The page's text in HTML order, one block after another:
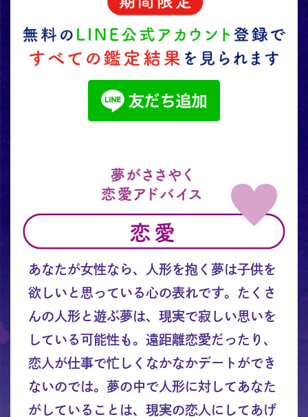
あなたが女性なら、人形を抱く夢は子供を
欲しいと思っている心の表れです。たくさ
んの人形と遊ぶ夢は、現実で寂しい思いを
している可能性も。遠距離恋愛だったり、
恋人が仕事で忙しくなかなかデートができ
ないのでは。夢の中で人形に対してあなた
がしていることは、現実の恋人にしてあげ